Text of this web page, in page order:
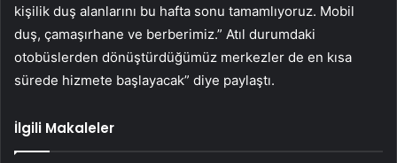
kişilik duş alanlarını bu hafta sonu tamamlıyoruz. Mobil
duş, çamaşırhane ve berberimiz.” Atıl durumdaki
otobüslerden dönüştürdüğümüz merkezler de en kısa
sürede hizmete başlayacak” diye paylaştı.
İlgili Makaleler